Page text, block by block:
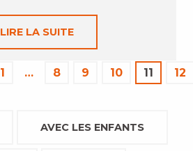
LIRE LA SUITE
1 … 8 9 10 11 12
AVEC LES ENFANTS